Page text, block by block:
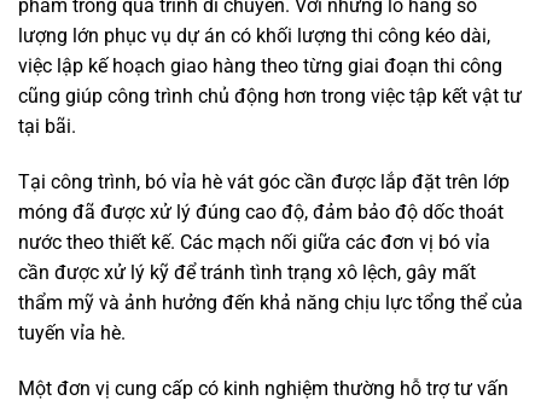
phẩm trong quá trình di chuyển. Với những lô hàng số
lượng lớn phục vụ dự án có khối lượng thi công kéo dài,
việc lập kế hoạch giao hàng theo từng giai đoạn thi công
cũng giúp công trình chủ động hơn trong việc tập kết vật tư
tại bãi.
Tại công trình, bó vỉa hè vát góc cần được lắp đặt trên lớp
móng đã được xử lý đúng cao độ, đảm bảo độ dốc thoát
nước theo thiết kế. Các mạch nối giữa các đơn vị bó vỉa
cần được xử lý kỹ để tránh tình trạng xô lệch, gây mất
thẩm mỹ và ảnh hưởng đến khả năng chịu lực tổng thể của
tuyến vỉa hè.
Một đơn vị cung cấp có kinh nghiệm thường hỗ trợ tư vấn